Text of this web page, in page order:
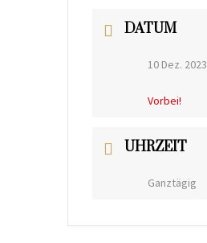
DATUM
10 Dez. 2023
Vorbei!
UHRZEIT
Ganztägig